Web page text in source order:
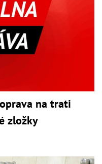
na trati
zložky